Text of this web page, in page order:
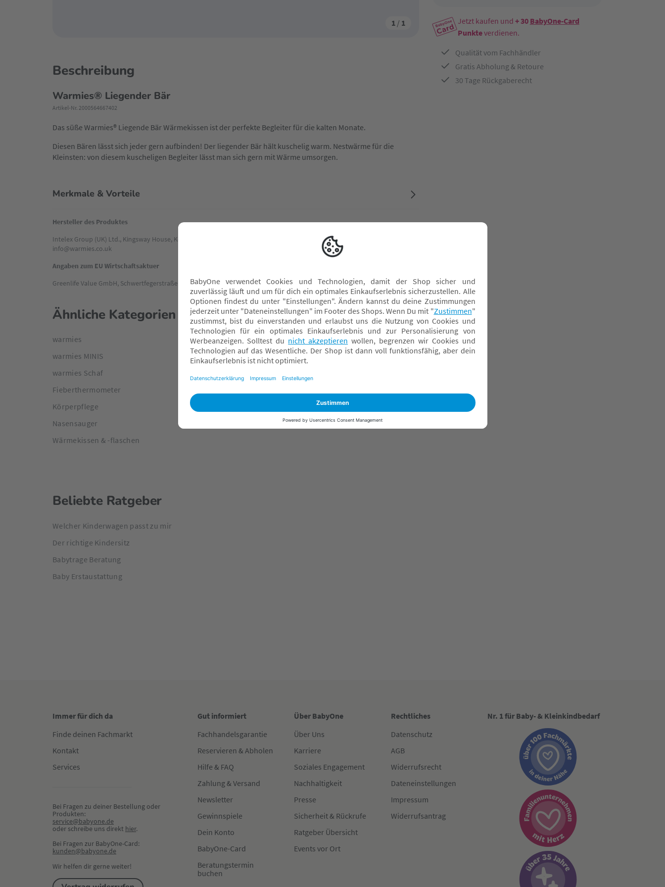
1 / 1 Jetzt kaufen und + 30 BabyOne-Card
Punkteverdienen.
Qualität vom Fachhändler
Gratis Abholung & Retoure
30 Tage Rückgaberecht
Beschreibung
Warmies® Liegender Bär
Artikel-Nr. 2000564667402
Das süße Warmies® Liegende Bär Wärmekissen ist der perfekte Begleiter für die kalten Monate.
Diesen Bären lässt sich jeder gern aufbinden! Der liegender Bär hält kuschelig warm. Nestwärme für die
Kleinsten: von diesem kuscheligen Begleiter lässt man sich gern mit Wärme umsorgen.
Merkmale & Vorteile
Hersteller des Produktes
Intelex Group (UK) Ltd., Kingsway House, Kettering Parkway, Kettering Venture Park, UK - NN15 6XU Northamptonshire,
info@warmies.co.uk
Angaben zum EU Wirtschaftsaktuer
Greenlife Value GmbH, Schwertfegerstraße 8, 23556 Lübeck, Deutschland, info@warmies.de
Ähnliche Kategorien
warmies
warmies MINIS
warmies Schaf
Fieberthermometer
Körperpflege
Nasensauger
Wärmekissen & -flaschen
Beliebte Ratgeber
Welcher Kinderwagen passt zu mir
Der richtige Kindersitz
Babytrage Beratung
Baby Erstaustattung
Immer für dich da
Finde deinen Fachmarkt
Kontakt
Services
Bei Fragen zu deiner Bestellung oder
Produkten:
service@babyone.de
oder schreibe uns direkt hier.
Bei Fragen zur BabyOne-Card:
kunden@babyone.de
Wir helfen dir gerne weiter!
Gut informiert
Fachhandelsgarantie
Reservieren & Abholen
Hilfe & FAQ
Zahlung & Versand
Newsletter
Gewinnspiele
Dein Konto
BabyOne-Card
Beratungstermin
buchen
Über BabyOne
Über Uns
Karriere
Soziales Engagement
Nachhaltigkeit
Presse
Sicherheit & Rückrufe
Ratgeber Übersicht
Events vor Ort
Rechtliches
Datenschutz
AGB
Widerrufsrecht
Dateneinstellungen
Impressum
Widerrufsantrag
Nr. 1 für Baby- & Kleinkindbedarf